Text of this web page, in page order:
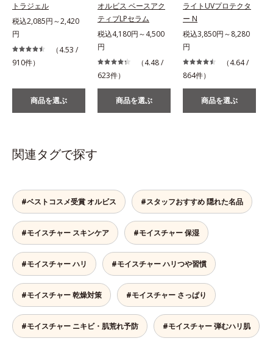
トラジェル
税込2,085円～2,420
円
（4.53 /
910件）
商品を選ぶ
オルビス ベースアク
ティブLPセラム
税込4,180円～4,500
円
（4.48 /
623件）
商品を選ぶ
ライトUVプロテクタ
ー N
税込3,850円～8,280
円
（4.64 /
864件）
商品を選ぶ
関連タグで探す
#ベストコスメ受賞 オルビス #スタッフおすすめ 隠れた名品
#モイスチャー スキンケア #モイスチャー 保湿
#モイスチャー ハリ #モイスチャー ハリつや習慣
#モイスチャー 乾燥対策 #モイスチャー さっぱり
#モイスチャー ニキビ・肌荒れ予防 #モイスチャー 弾むハリ肌